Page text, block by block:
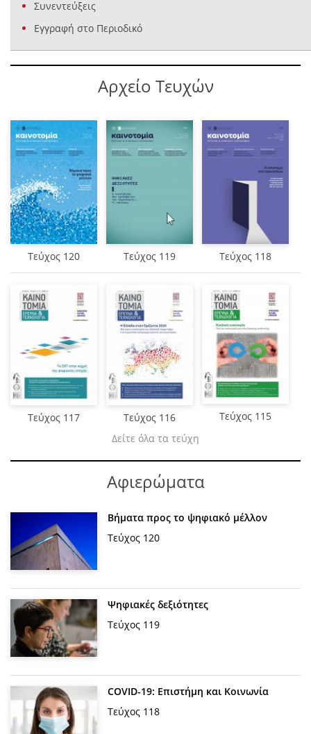
Συνεντεύξεις
Εγγραφή στο Περιοδικό
Αρχείο Τευχών
Τεύχος 120 Τεύχος 119 Τεύχος 118
Τεύχος 117 Τεύχος 116
Τεύχος 115
Δείτε όλα τα τεύχη
Αφιερώματα
Βήματα προς το ψηφιακό μέλλον
Τεύχος 120
Ψηφιακές δεξιότητες
Τεύχος 119
COVID-19: Επιστήμη και Κοινωνία
Τεύχος 118